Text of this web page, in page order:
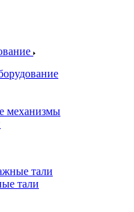
механизмы
тали
тали